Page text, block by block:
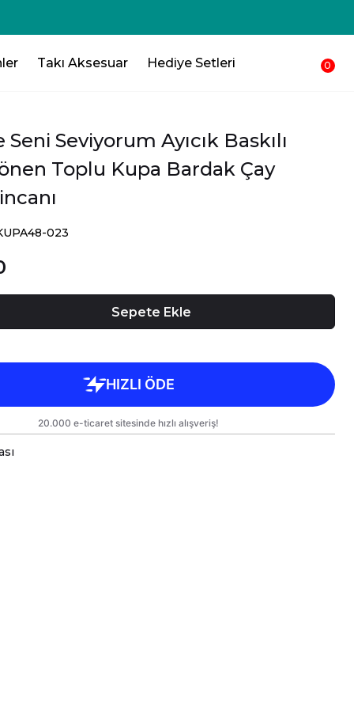
💸 Sepetinden düşsün !!!💸
Takı Aksesuar Hediye Setleri 0
Seviyorum Ayıcık Baskılı
Toplu Kupa Bardak Çay
023
Sepete Ekle